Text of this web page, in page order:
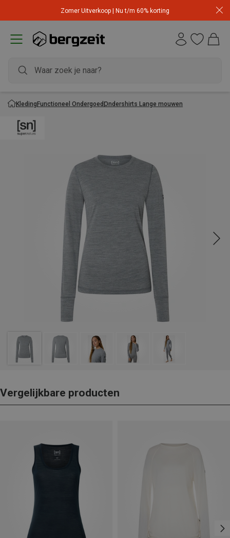
Zomer Uitverkoop | Nu t/m 60% korting
KledingFunctioneel OndergoedOndershirts Lange mouwen
Vergelijkbare producten